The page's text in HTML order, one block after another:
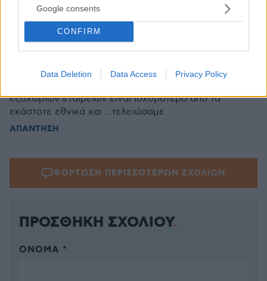
Google consents
CONFIRM
Data Deletion Data Access Privacy Policy
από πίσω ε; κουτάβια τώρα να σας δω
ΑΠΑΝΤΗΣΗ
19.12.2013, 10:04
εξοχώριων εταιρειών είναι ισχυρότερο από τα
εκάστοτε εθνικά και ...τελειώσαμε .
ΑΠΑΝΤΗΣΗ
ΦΟΡΤΩΣΗ ΠΕΡΙΣΣΟΤΕΡΩΝ ΣΧΟΛΙΩΝ
ΠΡΟΣΘΗΚΗ ΣΧΟΛΙΟΥ
ΌΝΟΜΑ *